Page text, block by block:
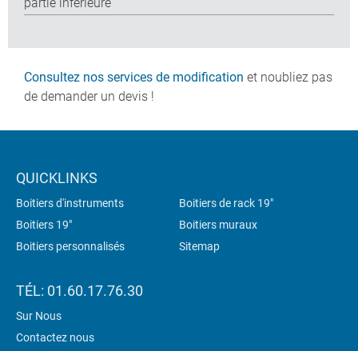
Consultez nos services de modification et noubliez pas
de demander un devis !
QUICKLINKS
Boitiers d'instruments
Boitiers de rack 19"
Boitiers 19"
Boitiers muraux
Boitiers personnalisés
Sitemap
TÉL: 01.60.17.76.30
Sur Nous
Contactez nous